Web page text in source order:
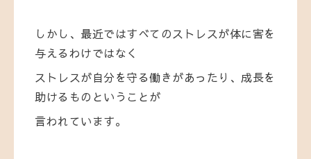
しかし、最近ではすべてのストレスが体に害を
与えるわけではなく
ストレスが自分を守る働きがあったり、成長を
助けるものということが
言われています。